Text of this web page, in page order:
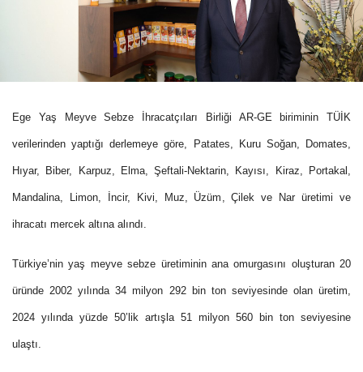
Ege Yaş Meyve Sebze İhracatçıları Birliği AR-GE biriminin TÜİK
verilerinden yaptığı derlemeye göre, Patates, Kuru Soğan, Domates,
Hıyar, Biber, Karpuz, Elma, Şeftali-Nektarin, Kayısı, Kiraz, Portakal,
Mandalina, Limon, İncir, Kivi, Muz, Üzüm, Çilek ve Nar üretimi ve
ihracatı mercek altına alındı.
Türkiye’nin yaş meyve sebze üretiminin ana omurgasını oluşturan 20
üründe 2002 yılında 34 milyon 292 bin ton seviyesinde olan üretim,
2024 yılında yüzde 50’lik artışla 51 milyon 560 bin ton seviyesine
ulaştı.